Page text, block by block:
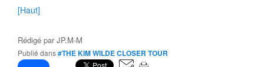
[Haut]
Rédigé parJP.M-M
Publié dans#THE KIM WILDE CLOSER TOUR